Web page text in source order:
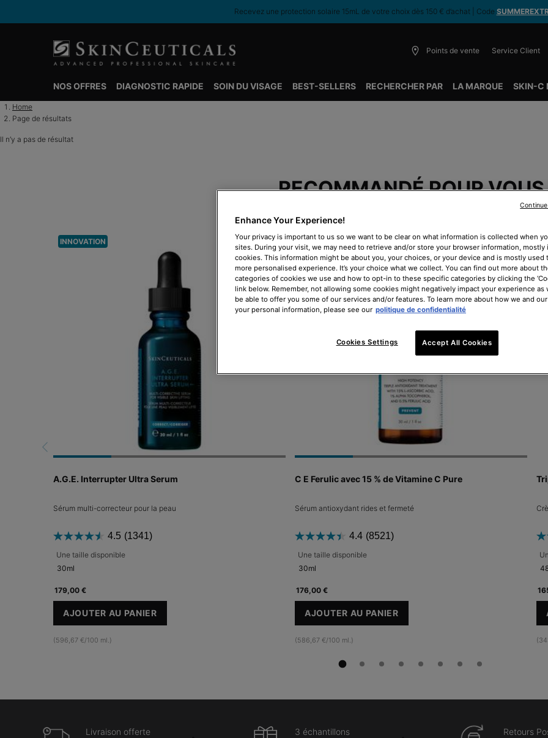
Recevez une protection solaire 15mL de votre choix dès 150 € d’achat | Code
Points de vente Service Client
NOS OFFRES DIAGNOSTIC RAPIDE SOIN DU VISAGE BEST-SELLERS RECHERCHER PAR LA MARQUE SKIN-C
Contenu principal
Home
Page de résultats
Il n’y a pas de résultat
RECOMMANDÉ POUR VOUS
INNOVATION
A.G.E. Interrupter Ultra Serum
Sérum multi-correcteur pour la peau
4.5 (1341)
Une taille disponible
30ml
179,00 €
AJOUTER AU PANIER
A.G.E. INTERRUPTER ULTRA SERUM
(596,67 €/100 ml.)
BEST-SELLER
C E Ferulic avec 15 % de Vitamine C Pure
Sérum antioxydant rides et fermeté
4.4 (8521)
Une taille disponible
30ml
176,00 €
AJOUTER AU PANIER
C E FERULIC AVEC 15 % DE VITAMINE C
(586,67 €/100 ml.)
Livraison offerte
3 échantillons
Retours
Enhance Your Experience!
Your privacy is important to us so we want to be clear on what information is collected when
sites. During your visit, we may need to retrieve and/or store your browser information, mostly
cookies. This information might be about you, your choices, or your device and is mostly used
more personalised experience. It’s your choice what we collect. You can find out more about
categories of cookies we use and how to opt-in to these specific categories by clicking the
link below. Remember, not allowing some cookies might negatively impact your experience as
be able to offer you some of our services and/or features. To learn more about how we and
your personal information, please see our politique de confidentialité
Cookies Settings Accept All Cookies